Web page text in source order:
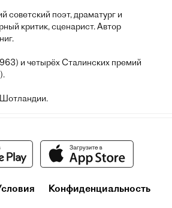
советский поэт, драматург и
критик, сценарист. Автор
и четырёх Сталинских премий
Конфиденциальность